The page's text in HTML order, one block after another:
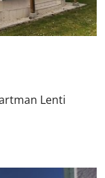
Lenti